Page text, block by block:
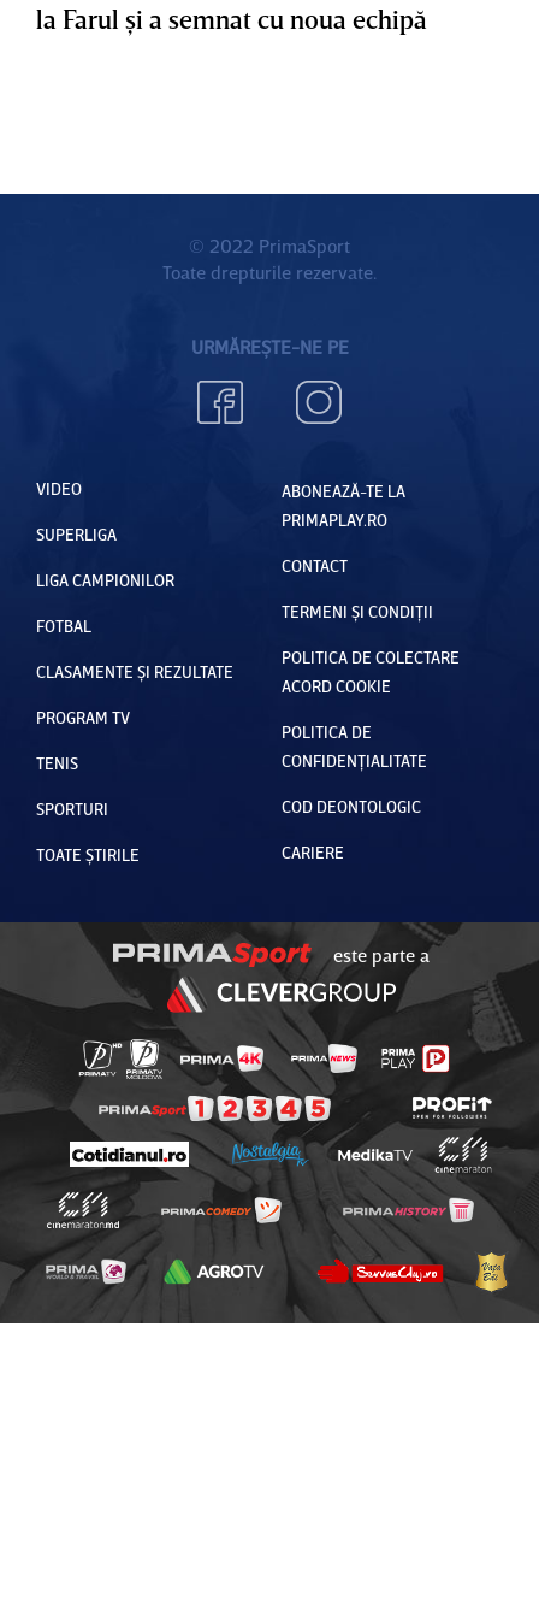
la Farul şi a semnat cu noua echipă
© 2022 PrimaSport
Toate drepturile rezervate.
URMĂREȘTE-NE PE
VIDEO
SUPERLIGA
LIGA CAMPIONILOR
FOTBAL
CLASAMENTE ȘI REZULTATE
PROGRAM TV
TENIS
SPORTURI
TOATE ȘTIRILE
ABONEAZĂ-TE LA
PRIMAPLAY.RO
CONTACT
TERMENI ȘI CONDIȚII
POLITICA DE COLECTARE
ACORD COOKIE
POLITICA DE
CONFIDENȚIALITATE
COD DEONTOLOGIC
CARIERE
este parte a